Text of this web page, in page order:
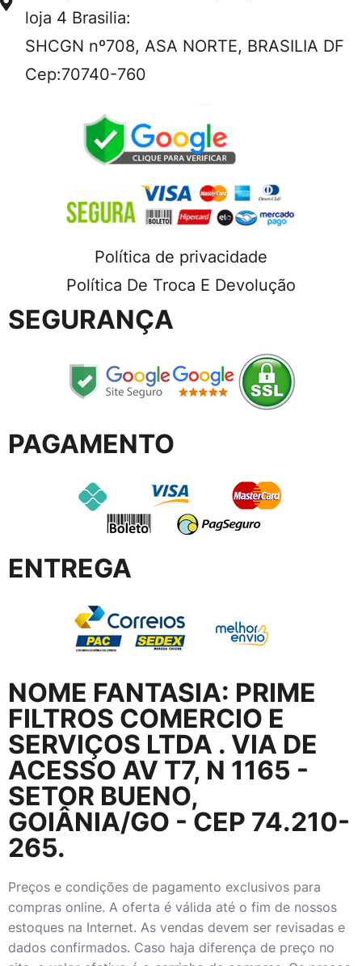
loja 4 Brasilia:
SHCGN nº708, ASA NORTE, BRASILIA DF
Cep:70740-760
Política de privacidade
Política De Troca E Devolução
SEGURANÇA
PAGAMENTO
ENTREGA
NOME FANTASIA: PRIME
FILTROS COMERCIO E
SERVIÇOS LTDA . VIA DE
ACESSO AV T7, N 1165 -
SETOR BUENO,
GOIÂNIA/GO - CEP 74.210-
265.
Preços e condições de pagamento exclusivos para
compras online. A oferta é válida até o fim de nossos
estoques na Internet. As vendas devem ser revisadas e
dados confirmados. Caso haja diferença de preço no